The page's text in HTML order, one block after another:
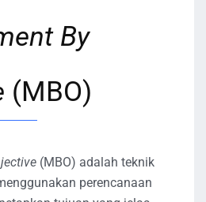
By
(MBO)
(MBO) adalah teknik
perencanaan